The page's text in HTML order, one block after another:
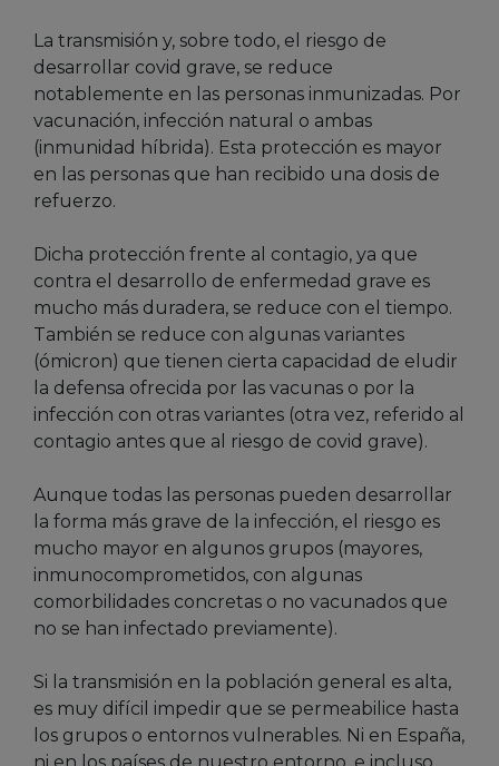
La transmisión y, sobre todo, el riesgo de
desarrollar covid grave, se reduce
notablemente en las personas inmunizadas. Por
vacunación, infección natural o ambas
(inmunidad híbrida). Esta protección es mayor
en las personas que han recibido una dosis de
refuerzo.
Dicha protección frente al contagio, ya que
contra el desarrollo de enfermedad grave es
mucho más duradera, se reduce con el tiempo.
También se reduce con algunas variantes
(ómicron) que tienen cierta capacidad de eludir
la defensa ofrecida por las vacunas o por la
infección con otras variantes (otra vez, referido al
contagio antes que al riesgo de covid grave).
Aunque todas las personas pueden desarrollar
la forma más grave de la infección, el riesgo es
mucho mayor en algunos grupos (mayores,
inmunocomprometidos, con algunas
comorbilidades concretas o no vacunados que
no se han infectado previamente).
Si la transmisión en la población general es alta,
es muy difícil impedir que se permeabilice hasta
los grupos o entornos vulnerables. Ni en España,